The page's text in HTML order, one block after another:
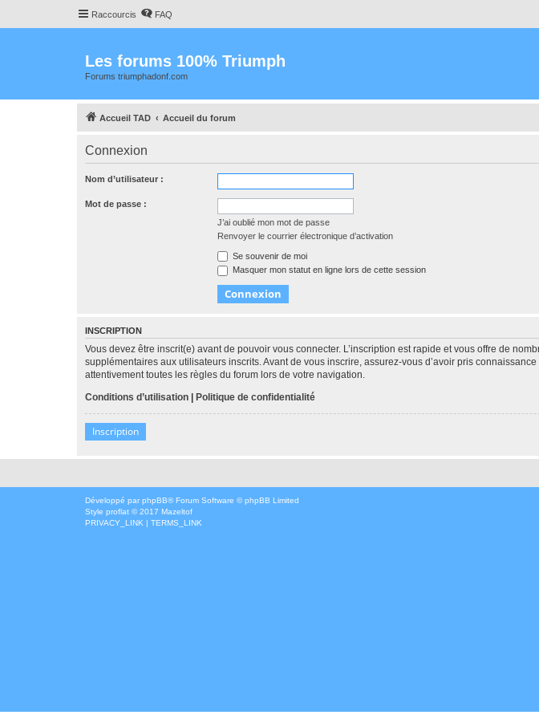
Raccourcis FAQ
Les forums 100% Triumph
Forums triumphadonf.com
Accueil TAD Accueil du forum
Connexion
Nom d’utilisateur :
Mot de passe :
J’ai oublié mon mot de passe
Renvoyer le courrier électronique d’activation
Se souvenir de moi
Masquer mon statut en ligne lors de cette session
INSCRIPTION
Vous devez être inscrit(e) avant de pouvoir vous connecter. L’inscription est rapide et vous offre de
supplémentaires aux utilisateurs inscrits. Avant de vous inscrire, assurez-vous d’avoir pris
attentivement toutes les règles du forum lors de votre navigation.
Conditions d’utilisation
Politique de confidentialité
Inscription
Développé par phpBB® Forum Software © phpBB Limited
Style proflat © 2017 Mazeltof
PRIVACY_LINK | TERMS_LINK